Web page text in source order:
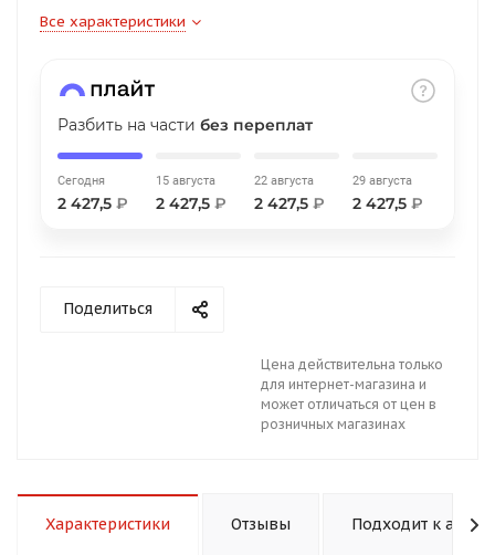
Все характеристики
Разбить на части без переплат
Сегодня
2 427,5 ₽
15 августа
2 427,5 ₽
22 августа
2 427,5 ₽
29 августа
2 427,5 ₽
Поделиться
Цена действительна только
для интернет-магазина и
может отличаться от цен в
розничных магазинах
Характеристики Отзывы Подходит к авто